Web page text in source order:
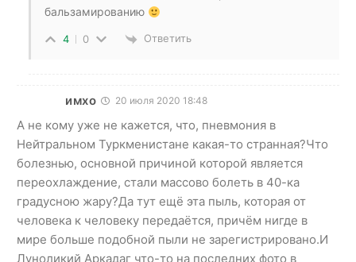
бальзамированию
4 0 Ответить
имхо 20 июля 2020 18:48
А не кому уже не кажется, что, пневмония в
Нейтральном Туркменистане какая-то странная?Что
болезнью, основной причиной которой является
переохлаждение, стали массово болеть в 40-ка
градусною жару?Да тут ещё эта пыль, которая от
человека к человеку передаётся, причём нигде в
мире больше подобной пыли не зарегистрировано.И
Луноликий Аркадаг что-то на последних фото в